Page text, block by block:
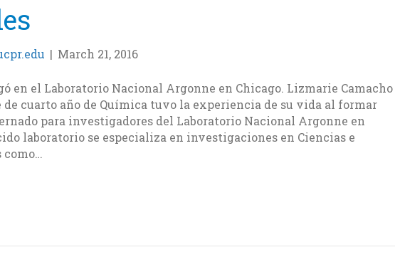
| March 21, 2016
en el Laboratorio Nacional Argonne en Chicago. Lizmarie Camacho
de cuarto año de Química tuvo la experiencia de su vida al formar
para investigadores del Laboratorio Nacional Argonne en
laboratorio se especializa en investigaciones en Ciencias e